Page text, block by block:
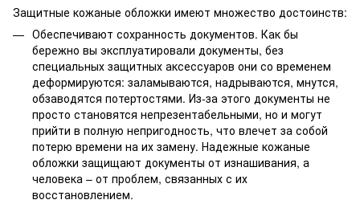
Защитные кожаные обложки имеют множество достоинств:
Обеспечивают сохранность документов. Как бы
бережно вы эксплуатировали документы, без
специальных защитных аксессуаров они со временем
деформируются: заламываются, надрываются, мнутся,
обзаводятся потертостями. Из-за этого документы не
просто становятся непрезентабельными, но и могут
прийти в полную непригодность, что влечет за собой
потерю времени на их замену. Надежные кожаные
обложки защищают документы от изнашивания, а
человека – от проблем, связанных с их
восстановлением.